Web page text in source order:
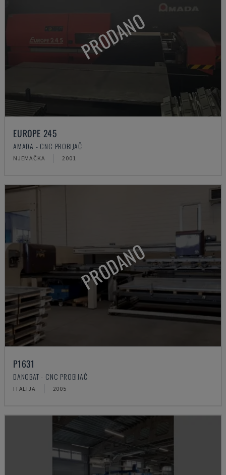
PRODANO
EUROPE 245
AMADA - CNC PROBIJAČ
NJEMAČKA 2001
PRODANO
P1631
DANOBAT - CNC PROBIJAČ
ITALIJA 2005